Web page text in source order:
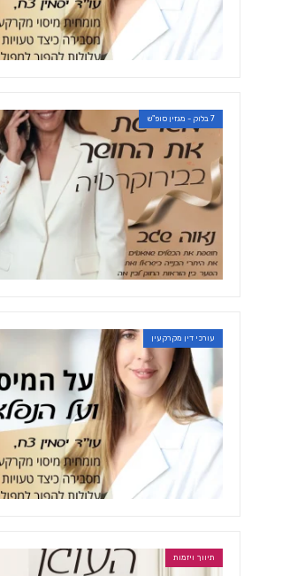
7 בלוק - מגזין סופ"ש
עורכי דין מקרקעין
תיווך ויזמות